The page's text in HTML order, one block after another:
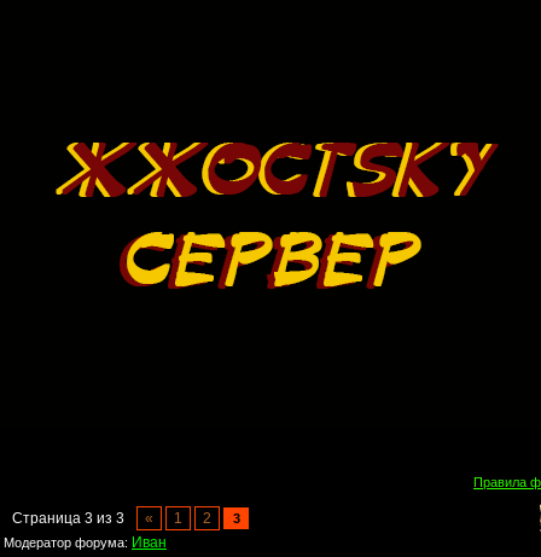
Правила
Страница 3 из 3 « 1 2
3
Модератор форума: Иван